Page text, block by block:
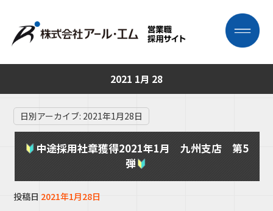
2021 1月 28
日別アーカイブ: 2021年1月28日
中途採用社章獲得2021年1月 九州支店 第5
弾
投稿日 2021年1月28日